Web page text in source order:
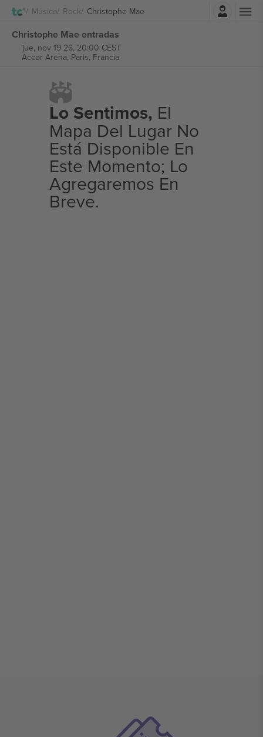
Música Rock Christophe MaeIniciar sesión
Christophe Mae entradas
jue, nov 19 26, 20:00 CEST
Accor Arena, Paris, Francia
Lo Sentimos, El
Mapa Del Lugar No
Está Disponible En
Este Momento; Lo
Agregaremos En
Breve.